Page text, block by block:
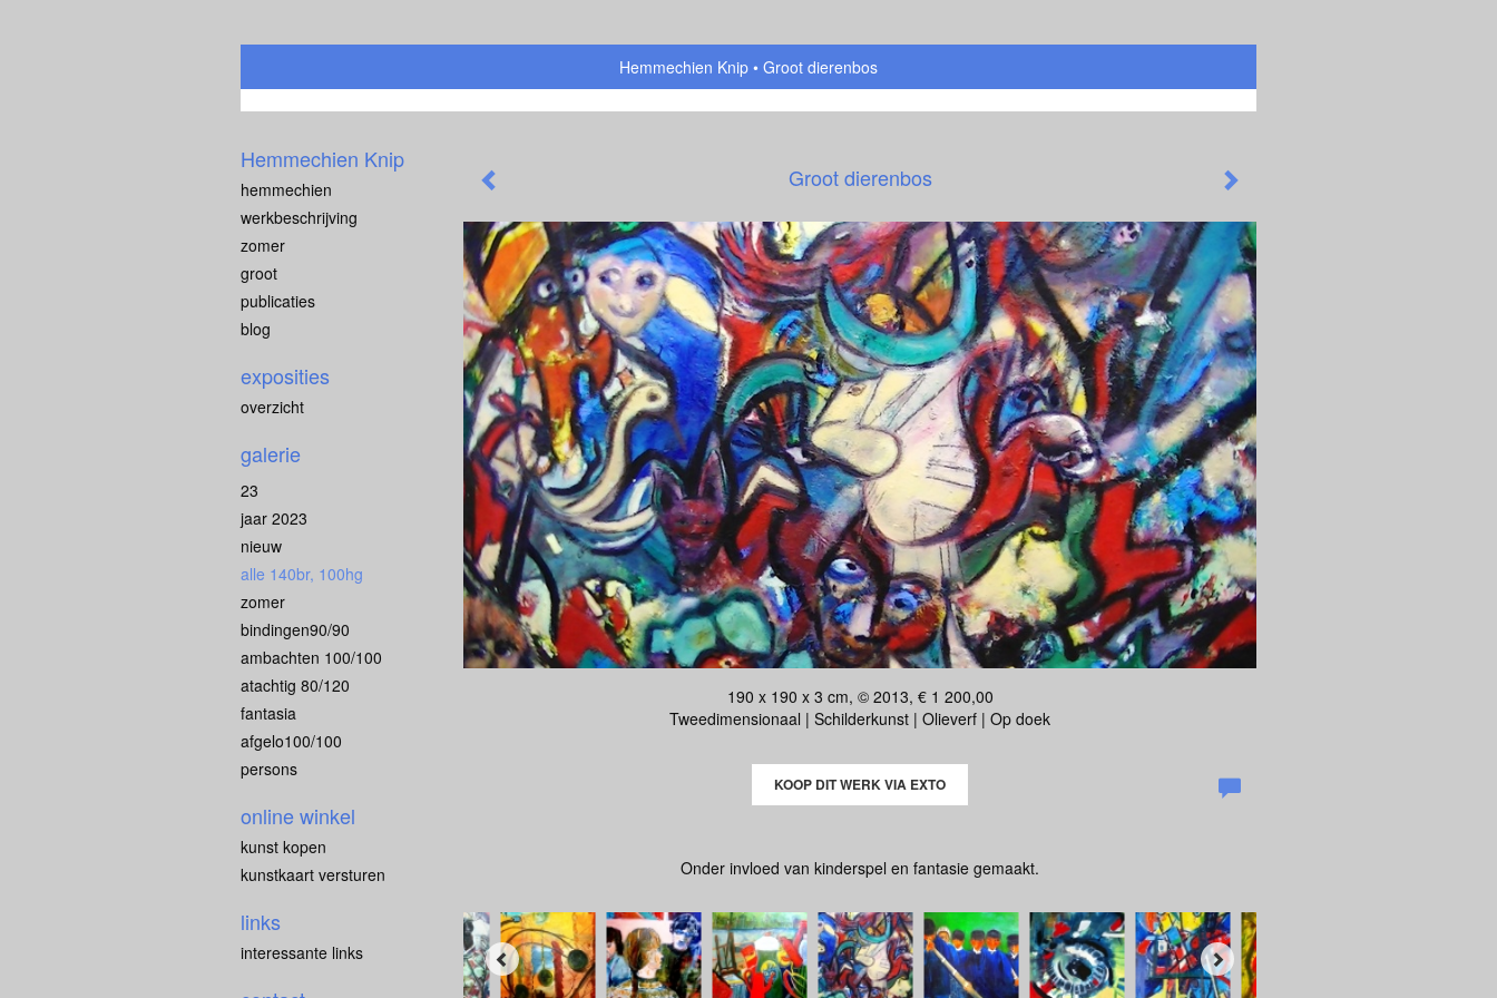
Hemmechien Knip Groot dierenbos
Groot dierenbos
190 x 190 x 3 cm, © 2013, € 1 200,00
Tweedimensionaal | Schilderkunst | Olieverf | Op doek
KOOP DIT WERK VIA EXTO
Onder invloed van kinderspel en fantasie gemaakt.
Hemmechien Knip
hemmechien
werkbeschrijving
zomer
groot
publicaties
blog
exposities
overzicht
galerie
23
jaar 2023
nieuw
alle 140br, 100hg
zomer
bindingen90/90
ambachten 100/100
atachtig 80/120
fantasia
afgelo100/100
persons
online winkel
kunst kopen
kunstkaart versturen
links
interessante links